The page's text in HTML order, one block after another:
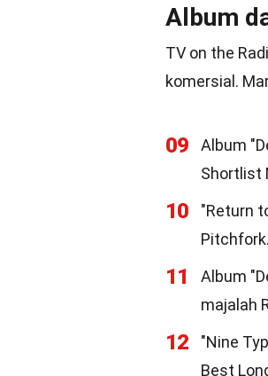
Album
TV on the
komersial.
09
Album
Shortlist
10
"Return
Pitchfork.
11
Album
majalah
12
"Nine
Best